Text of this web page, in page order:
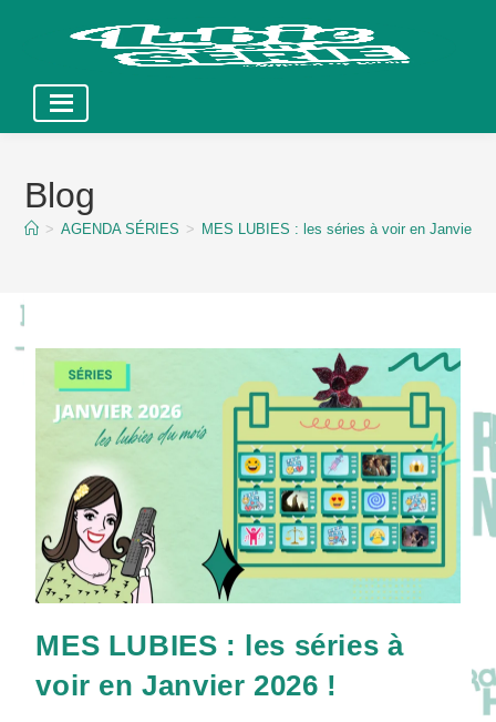
contentBlog
> AGENDA SÉRIES > MES LUBIES : les séries à voir en Janvier
MES LUBIES : les séries à
voir en Janvier 2026 !